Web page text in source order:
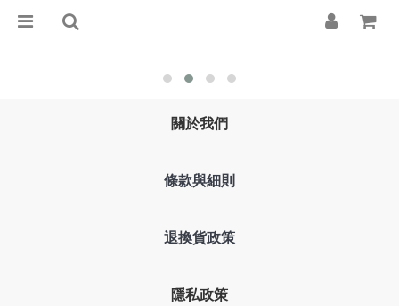
關於我們
條款與細則
退換貨政策
隱私政策